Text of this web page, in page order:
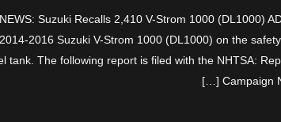
Suzuki Recalls 2,410 V-Strom 1000 (DL1000)
2016 Suzuki V-Strom 1000 (DL1000) on the
tank. The following report is filed with the NHTSA:
Campaign